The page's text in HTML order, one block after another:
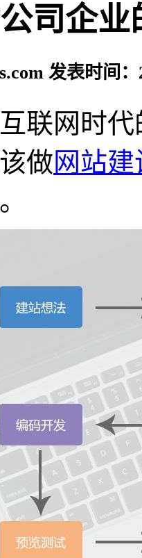
司企业
发表时间：
网时代
做网站建